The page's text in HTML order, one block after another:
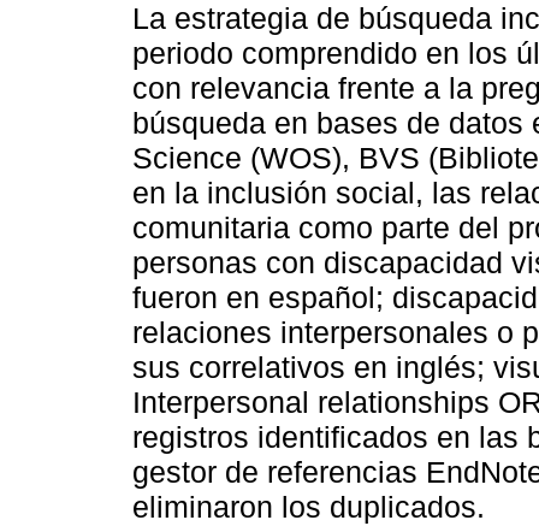
La estrategia de búsqueda
periodo comprendido en los
con relevancia frente a la
búsqueda en bases de
Science (WOS), BVS
en la inclusión social, las
comunitaria como parte del
personas con discapacidad
fueron en español;
relaciones interpersonales o
sus correlativos en inglés;
Interpersonal relationships
registros identificados en las
gestor de referencias
eliminaron los duplicados.